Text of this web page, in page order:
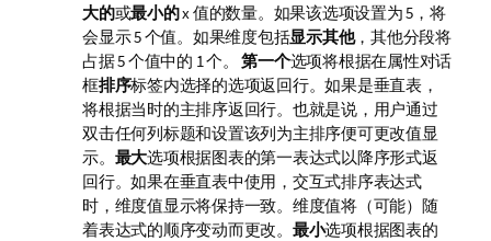
大的或最小的x 值的数量。如果该选项设置为 5，将
会显示 5 个值。如果维度包括显示其他，其他分段将
占据 5 个值中的 1 个。第一个选项将根据在属性对话
框排序标签内选择的选项返回行。如果是垂直表，
将根据当时的主排序返回行。也就是说，用户通过
双击任何列标题和设置该列为主排序便可更改值显
示。 最大选项根据图表的第一表达式以降序形式返
回行。如果在垂直表中使用，交互式排序表达式
时，维度值显示将保持一致。维度值将（可能）随
着表达式的顺序变动而更改。 最小选项根据图表的